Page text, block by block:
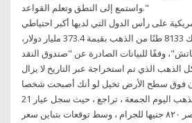
واستمع إلى النطق وتعلم القواعد."
على رأس الدول التي لديها أكبر احتياطي
ذهب في العالم، حيث تمتلك 8133 طنًا من الذهب بقيمة 373.4 مليار دولار،
وفقًا للبيانات الصادرة عن "صندوق النقد
في أبريل 2019. كل الذهب الذي تم استخراجة عبر التاريخ لا يزال
فوق سطح الأرض تخيل لو أنك أصبحت شخصا
شريرا شهدت أسعار الذهب اليوم الجمعة ، تراجع ، حيث سجل عيار 21
وهو الأكثر مبيعا فى مصر ٨٢٠ جنيها للجرام ، وسط توقعات بتباين سعر